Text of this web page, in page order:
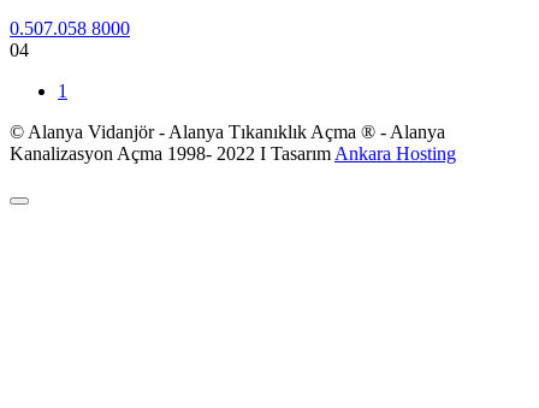
0.507.058 8000
04
1
© Alanya Vidanjör - Alanya Tıkanıklık Açma ® - Alanya
Kanalizasyon Açma 1998- 2022 I Tasarım Ankara Hosting